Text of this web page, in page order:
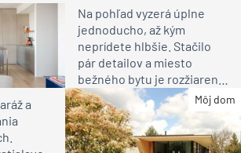
Na pohľad vyzerá úplne
jednoducho, až kým
neprídete hlbšie. Stačilo
pár detailov a miesto
bežného bytu je rozžiarené
bývanie pre rodinu
Môj dom
a